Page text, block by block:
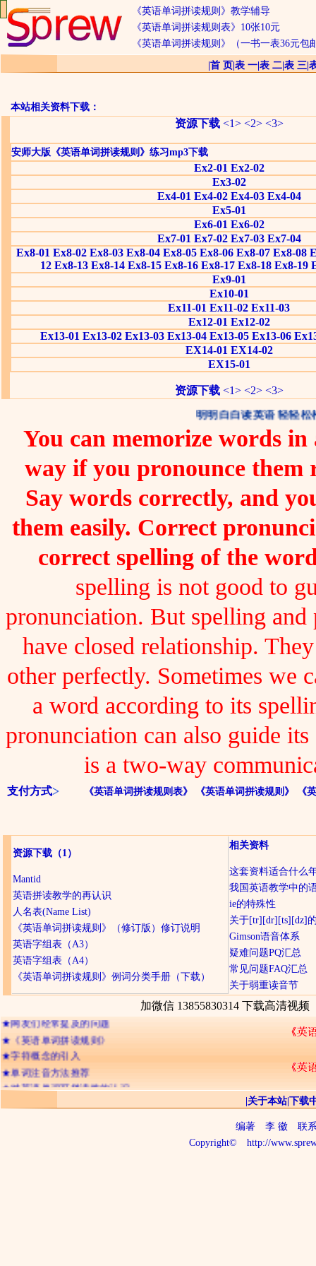
《英语单词拼读规则》教学辅导
《英语单词拼读规则表》10张10元
《英语单词拼读规则》（一书一表36元包
首 页| 表 一| 表 二| 表 三|
本站相关资料下载：
资源下载 <1> <2> <3>
安师大版《英语单词拼读规则》练习mp3下载
Ex2-01 Ex2-02
Ex3-02
Ex4-01 Ex4-02 Ex4-03 Ex4-04
Ex5-01
Ex6-01 Ex6-02
Ex7-01 Ex7-02 Ex7-03 Ex7-04
Ex8-01 Ex8-02 Ex8-03 Ex8-04 Ex8-05 Ex8-06 Ex8-07 Ex8-08
12 Ex8-13 Ex8-14 Ex8-15 Ex8-16 Ex8-17 Ex8-18 Ex8-19
Ex9-01
Ex10-01
Ex11-01 Ex11-02 Ex11-03
Ex12-01 Ex12-02
Ex13-01 Ex13-02 Ex13-03 Ex13-04 Ex13-05 Ex13-06
EX14-01 EX14-02
EX15-01
资源下载 <1> <2> <3>
明明白白读英语 轻轻松
You can memorize words in
way if you pronounce them
Say words correctly, and
them easily. Correct
correct spelling of the
spelling is not good to
pronunciation. But spelling and
have closed relationship.
other perfectly. Sometimes we
a word according to its
pronunciation can also guide
is a two-way
支付方式 《英语单词拼读规则表》 《英语单词拼读规则》 《
资源下载 （1）
Mantid
英语拼读教学的再认识
人名表(Name List)
《英语单词拼读规则》（修订版）修订说明
英语字组表（A3）
英语字组表（A4）
《英语单词拼读规则》例词分类手册（下载）
相关资料
这套资料适合什么
我国英语教学中的
ie的特殊性
关于[tr][dr][ts][dz]
Gimson语音体系
疑难问题PQ汇总
常见问题FAQ汇总
关于弱重读音节
加微信 13855830314 下载高清视频
★网友们经常提及的问题
★ 《英语单词拼读规则》
★字符概念的引入
★单词注音方法推荐
★对英语单词可拼读性的认识
关于本站|下载
编著 李 徽 联系
Copyright©
http://